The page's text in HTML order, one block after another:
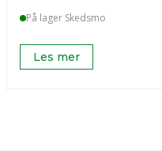
På lager Skedsmo
Les mer